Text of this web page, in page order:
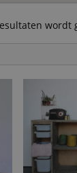
wordt